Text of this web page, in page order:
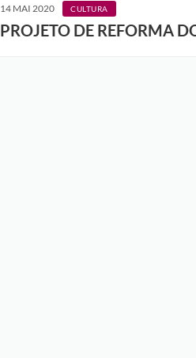
14 MAI 2020 CULTURA
PROJETO DE REFORMA